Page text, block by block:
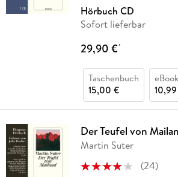
Hörbuch CD
Sofort lieferbar
29,90 €*
Taschenbuch
15,00 €
Der Teufel von
Martin Suter
(24)